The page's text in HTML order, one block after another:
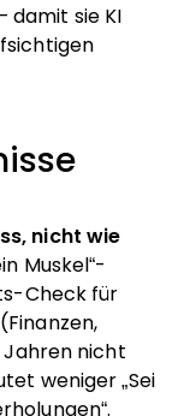
damit sie KI
nicht wie
Muskel“-
Check für
Jahren nicht
weniger „Sei